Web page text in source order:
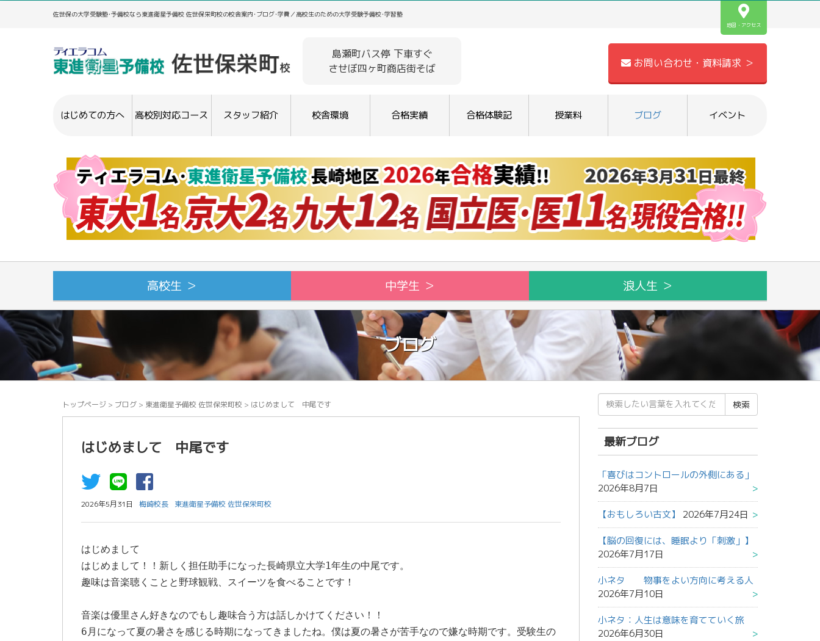
佐世保の大学受験塾･予備校なら東進衛星予備校 佐世保栄町校の校舎案内･ブログ･学費／高校生のための大学受験予備校･学習塾
地図・アクセス
島瀬町バス停 下車すぐ
させぼ四ヶ町商店街そば
お問い合わせ・資料請求 ＞
はじめての方へ 高校別対応コース スタッフ紹介 校舎環境 合格実績 合格体験記 授業料 ブログ イベント
高校生 ＞ 中学生 ＞ 浪人生 ＞
ブログ
トップページ > ブログ > 東進衛星予備校 佐世保栄町校 > はじめまして 中尾です
はじめまして 中尾です
2026年5月31日 梅崎校長 東進衛星予備校 佐世保栄町校
はじめまして
はじめまして！！新しく担任助手になった長崎県立大学1年生の中尾です。
趣味は音楽聴くことと野球観戦、スイーツを食べることです！
音楽は優里さん好きなのでもし趣味合う方は話しかけてください！！
6月になって夏の暑さを感じる時期になってきましたね。僕は夏の暑さが苦手なので嫌な時期です。受験生の
検
索
結
果:
最新ブログ
「喜びはコントロールの外側にある」
2026年8月7日
【おもしろい古文】 2026年7月24日
【脳の回復には、睡眠より「刺激」】
2026年7月17日
小ネタ 物事をよい方向に考える人
2026年7月10日
小ネタ：人生は意味を育てていく旅
2026年6月30日